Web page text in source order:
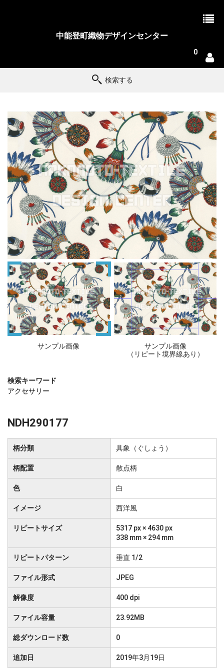
中能登町織物デザインセンター
0
検索する
サンプル画像
サンプル画像
（リピート境界線あり）
検索キーワード
アクセサリー
NDH290177
柄分類 具象（ぐしょう）
柄配置 散点柄
色 白
イメージ 西洋風
リピートサイズ
5317 px × 4630 px
338 mm × 294 mm
リピートパターン 垂直 1/2
ファイル形式 JPEG
解像度 400 dpi
ファイル容量 23.92MB
総ダウンロード数 0
追加日 2019年3月19日